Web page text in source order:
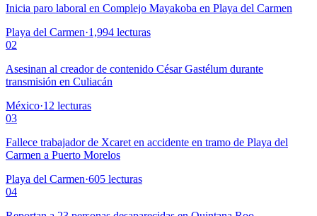
Inicia paro laboral en Complejo Mayakoba en Playa del Carmen
Playa del Carmen·1,994 lecturas
02
Asesinan al creador de contenido César Gastélum durante
transmisión en Culiacán
México·12 lecturas
03
Fallece trabajador de Xcaret en accidente en tramo de Playa del
Carmen a Puerto Morelos
Playa del Carmen·605 lecturas
04